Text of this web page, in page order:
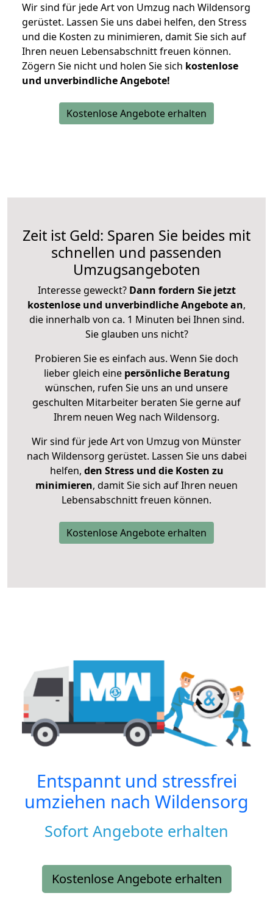
Wir sind für jede Art von Umzug nach Wildensorg
gerüstet. Lassen Sie uns dabei helfen, den Stress
und die Kosten zu minimieren, damit Sie sich auf
Ihren neuen Lebensabschnitt freuen können.
Zögern Sie nicht und holen Sie sich kostenlose
und unverbindliche Angebote!
Kostenlose Angebote erhalten
Zeit ist Geld: Sparen Sie beides mit
schnellen und passenden
Umzugsangeboten
Interesse geweckt? Dann fordern Sie jetzt
kostenlose und unverbindliche Angebote an,
die innerhalb von ca. 1 Minuten bei Ihnen sind.
Sie glauben uns nicht?
Probieren Sie es einfach aus. Wenn Sie doch
lieber gleich eine persönliche Beratung
wünschen, rufen Sie uns an und unsere
geschulten Mitarbeiter beraten Sie gerne auf
Ihrem neuen Weg nach Wildensorg.
Wir sind für jede Art von Umzug von Münster
nach Wildensorg gerüstet. Lassen Sie uns dabei
helfen, den Stress und die Kosten zu
minimieren, damit Sie sich auf Ihren neuen
Lebensabschnitt freuen können.
Kostenlose Angebote erhalten
Entspannt und stressfrei
umziehen nach Wildensorg
Sofort Angebote erhalten
Kostenlose Angebote erhalten